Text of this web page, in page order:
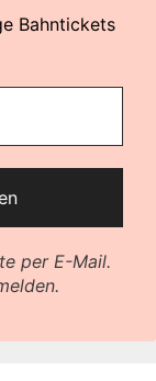
Bahntickets
per E-Mail.